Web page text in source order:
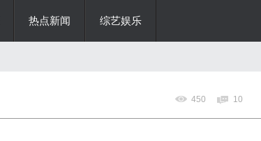
热点新闻 综艺娱乐
450 10